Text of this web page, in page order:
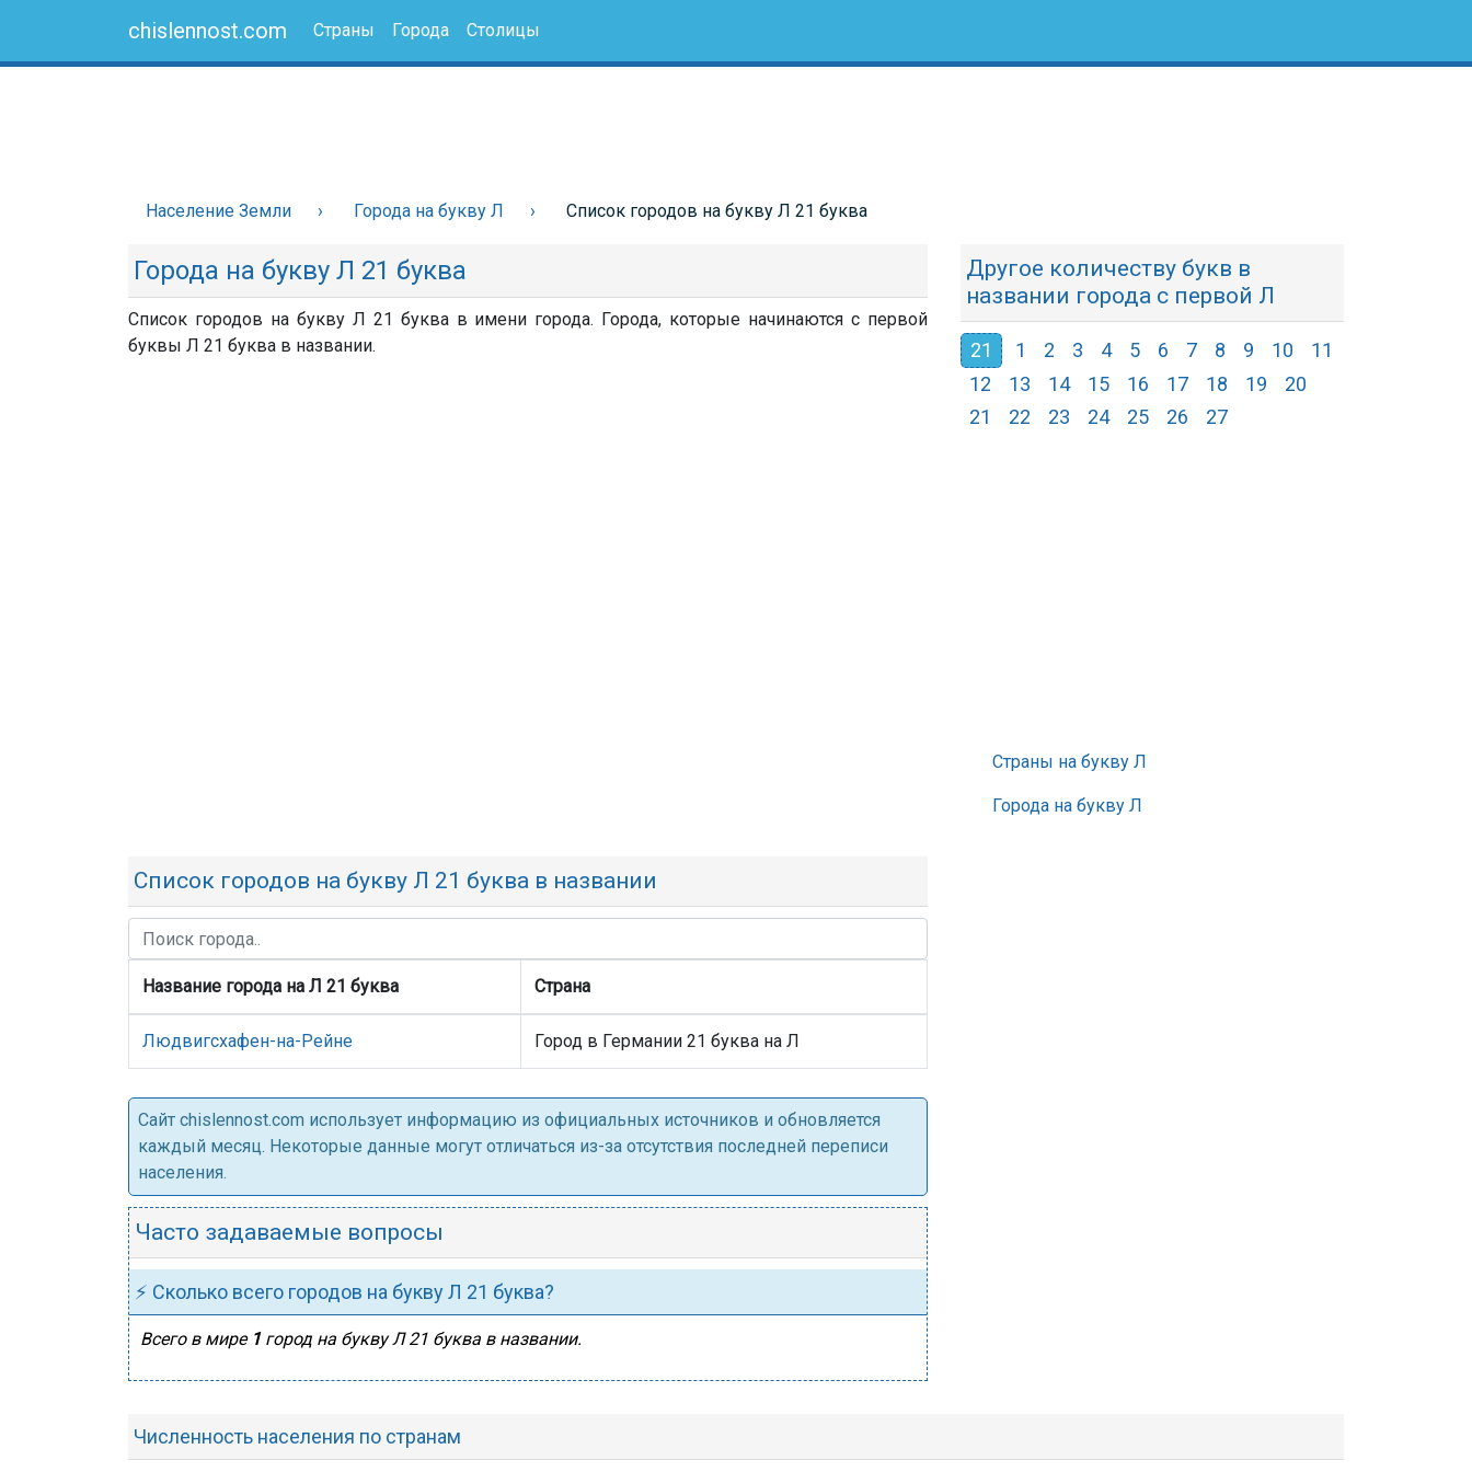
chislennost.com Страны Города Столицы
Население Земли Города на букву Л Список городов на букву Л 21 буква
Города на букву Л 21 буква
Список городов на букву Л 21 буква в имени города. Города, которые начинаются с первой
буквы Л 21 буква в названии.
Список городов на букву Л 21 буква в названии
Название города на Л 21 буква Страна
Людвигсхафен-на-Рейне Город в Германии 21 буква на Л
Cайт chislennost.com использует информацию из официальных источников и обновляется
каждый месяц. Некоторые данные могут отличаться из-за отсутствия последней переписи
населения.
Часто задаваемые вопросы
⚡ Сколько всего городов на букву Л 21 буква?
Всего в мире 1город на букву Л 21 буква в названии.
Другое количеству букв в
названии города с первой Л
21 1 2 3 4 5 6 7 8 9 10
11
12
13 14 15 16 17 18 19
20
21
22 23 24 25 26 27
Страны на букву Л
Города на букву Л
Численность населения по странам